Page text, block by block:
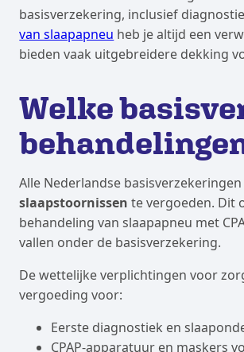
basisverzekering, inclusief
van slaapapneu heb je altijd een
bieden vaak uitgebreidere dekking
Welke
Alle Nederlandse
slaapstoornissen te vergoeden. Dit
behandeling van slaapapneu met
vallen onder de basisverzekering.
De wettelijke verplichtingen voor
vergoeding voor:
Eerste diagnostiek en
CPAP-apparatuur en maskers